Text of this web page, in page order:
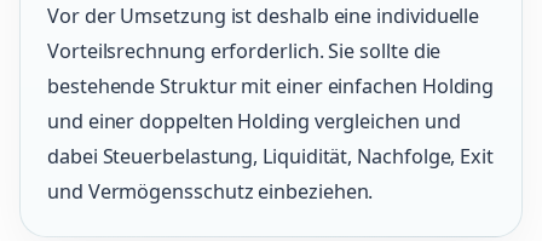
Vor der Umsetzung ist deshalb eine individuelle
Vorteilsrechnung erforderlich. Sie sollte die
bestehende Struktur mit einer einfachen Holding
und einer doppelten Holding vergleichen und
dabei Steuerbelastung, Liquidität, Nachfolge, Exit
und Vermögensschutz einbeziehen.